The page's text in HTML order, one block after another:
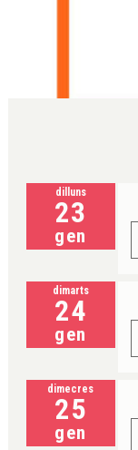
dilluns
23
gen
dimarts
24
gen
dimecres
25
gen